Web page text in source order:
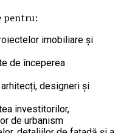
pentru:
imobiliare și
de începerea
designeri și
investitorilor,
de urbanism